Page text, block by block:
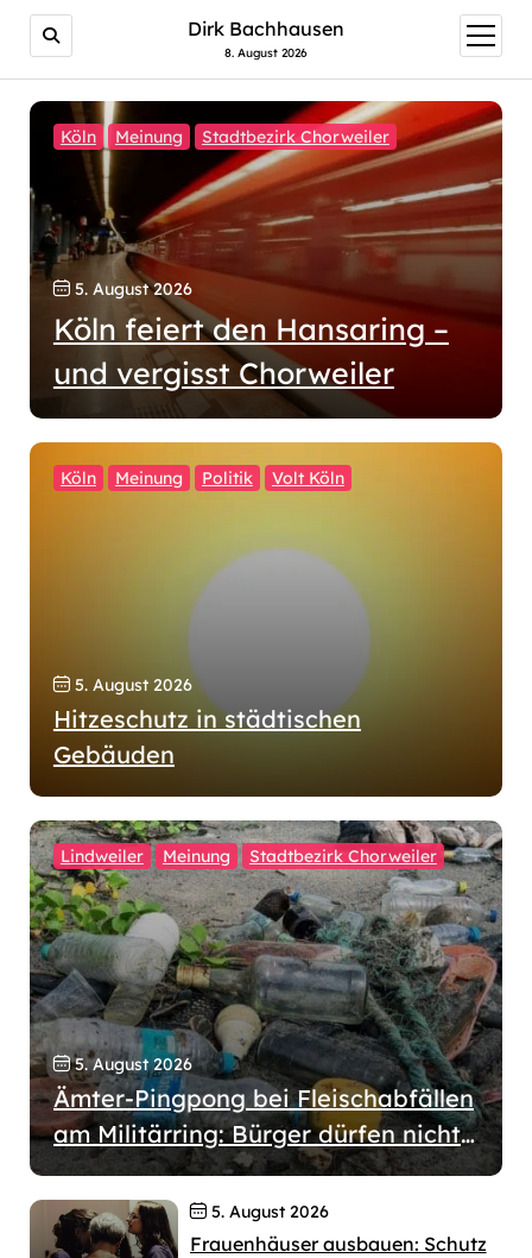
Dirk Bachhausen
8. August 2026
Menü
öffnen
Köln Meinung Stadtbezirk Chorweiler
5. August 2026
Köln feiert den Hansaring –
und vergisst Chorweiler
Köln Meinung Politik Volt Köln
5. August 2026
Hitzeschutz in städtischen
Gebäuden
Lindweiler Meinung Stadtbezirk Chorweiler
5. August 2026
Ämter-Pingpong bei Fleischabfällen
am Militärring: Bürger dürfen nicht
wochenlang allein gelassen werden
5. August 2026
Frauenhäuser ausbauen: Schutz